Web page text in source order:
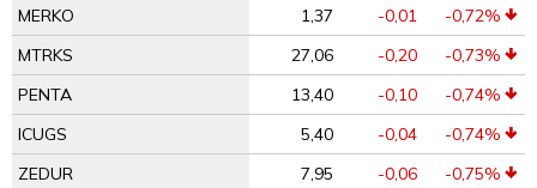
MERKO
1,37 -0,01
-0,72%
MTRKS
27,06 -0,20
-0,73%
PENTA
13,40 -0,10
-0,74%
ICUGS
5,40 -0,04
-0,74%
ZEDUR
7,95 -0,06
-0,75%